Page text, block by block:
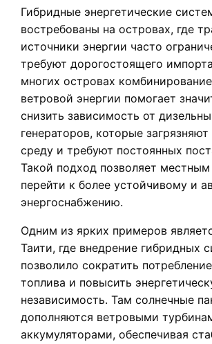
Гибридные энергетические
востребованы на островах, где
источники энергии часто
требуют дорогостоящего
многих островах
ветровой энергии помогает
снизить зависимость от
генераторов, которые
среду и требуют постоянных
Такой подход позволяет
перейти к более устойчивому и
энергоснабжению.
Одним из ярких примеров
Таити, где внедрение гибридных
позволило сократить
топлива и повысить
независимость. Там солнечные
дополняются ветровыми
аккумуляторами, обеспечивая